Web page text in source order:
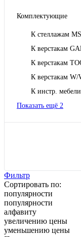
Комплектующие
К стеллажам
К верстакам
К верстакам
К верстакам W/
К инстр.
Показать ещё 2
Фильтр
Сортировать по:
популярности
популярности
алфавиту
увеличению цены
уменьшению цены